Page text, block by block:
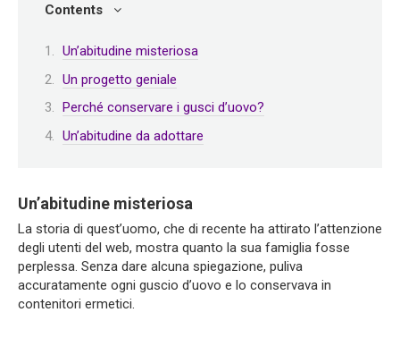
Contents
Un’abitudine misteriosa
Un progetto geniale
Perché conservare i gusci d’uovo?
Un’abitudine da adottare
Un’abitudine misteriosa
La storia di quest’uomo, che di recente ha attirato l’attenzione
degli utenti del web, mostra quanto la sua famiglia fosse
perplessa. Senza dare alcuna spiegazione, puliva
accuratamente ogni guscio d’uovo e lo conservava in
contenitori ermetici.